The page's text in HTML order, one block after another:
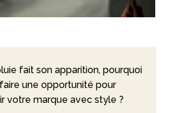
fait son apparition, pourquoi
une opportunité pour
votre marque avec style ?